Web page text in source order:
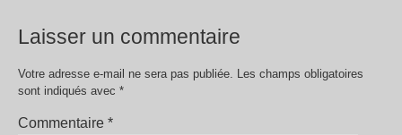
Laisser un commentaire
Votre adresse e-mail ne sera pas publiée. Les champs obligatoires
sont indiqués avec *
Commentaire *